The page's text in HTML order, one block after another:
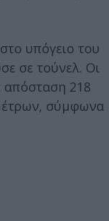
υπόγειο του
σε τούνελ. Οι
απόσταση 218
σύμφωνα